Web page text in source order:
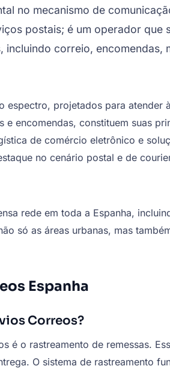
no mecanismo de
postais; é um operador
incluindo correio,
projetados para
encomendas, constituem suas
de comércio eletrônico e
no cenário postal e de
rede em toda a Espanha,
só as áreas urbanas, mas
Espanha
Correos?
é o rastreamento de remessas.
O sistema de rastreamento